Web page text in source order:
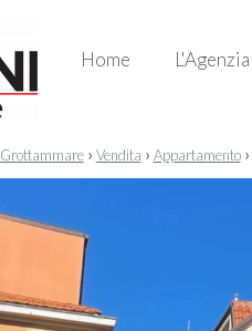
Home L'Agenzia
Grottammare › Vendita › Appartamento ›